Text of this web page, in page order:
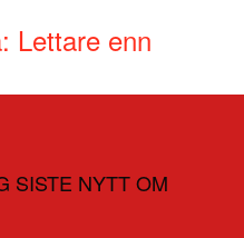
Lettare enn
SISTE NYTT OM